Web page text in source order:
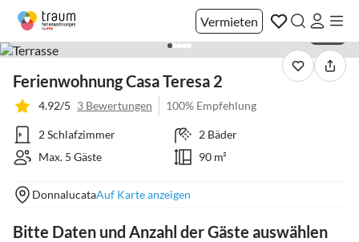
Vermieten
Ferienwohnung Casa Teresa 2
4.92/5 3 Bewertungen 100% Empfehlung
2 Schlafzimmer
2 Bäder
Max. 5 Gäste
90 m²
DonnalucataAuf Karte anzeigen
Bitte Daten und Anzahl der Gäste auswählen